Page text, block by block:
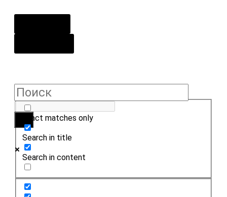
Exact matches only
Search in title
Search in content